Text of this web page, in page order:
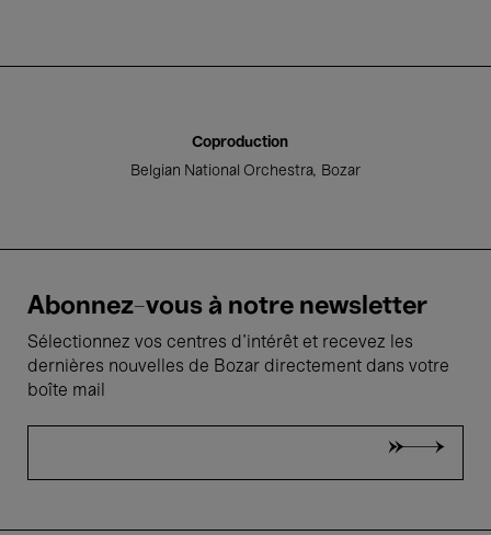
Coproduction
Belgian National Orchestra Bozar
Abonnez-vous à notre newsletter
Sélectionnez vos centres d'intérêt et recevez les
dernières nouvelles de Bozar directement dans votre
boîte mail